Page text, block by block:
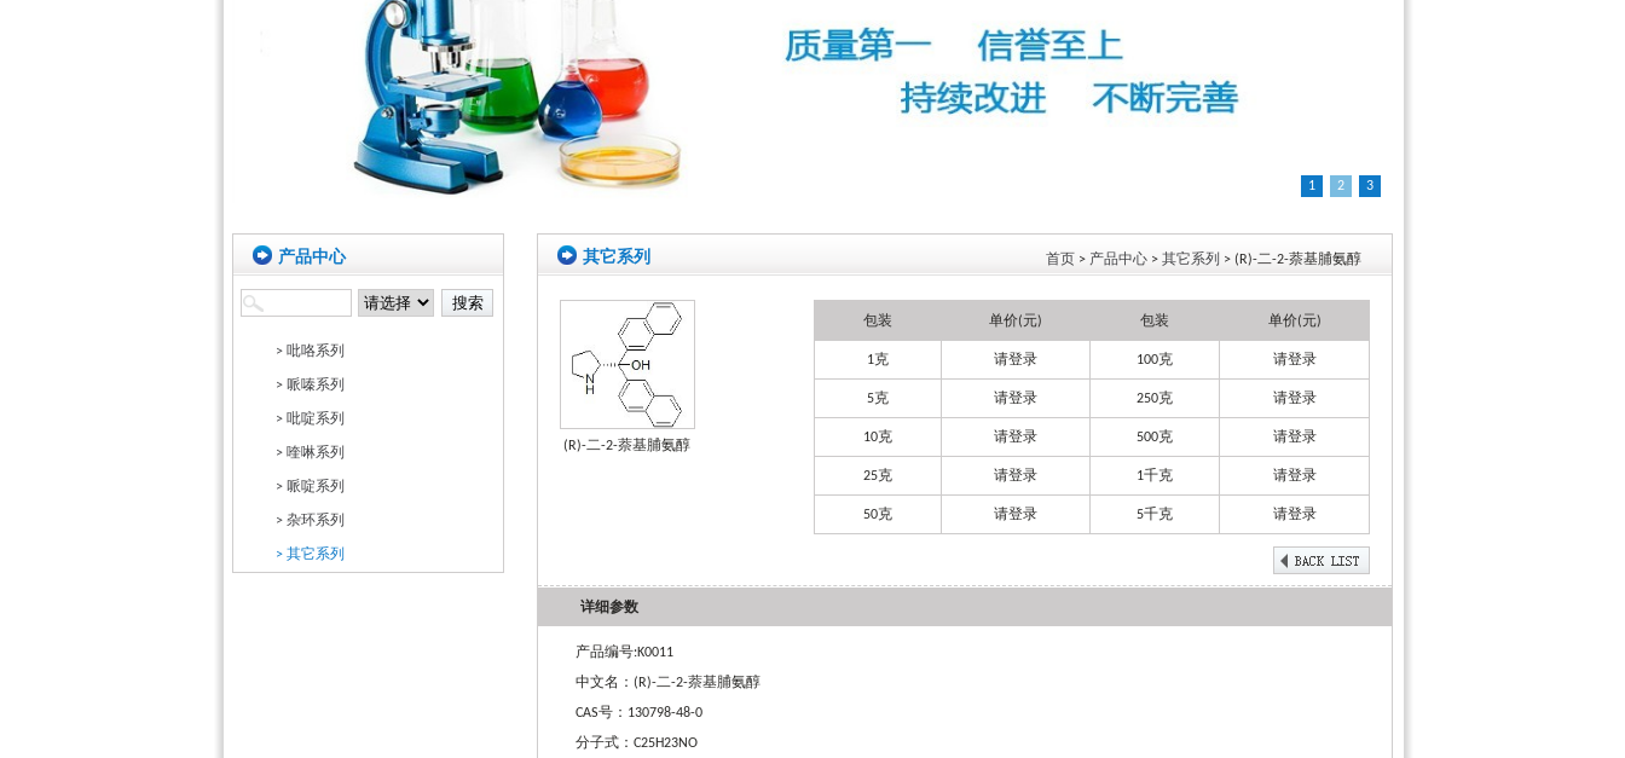
1 2 3
产品中心
> 吡咯系列
> 哌嗪系列
> 吡啶系列
> 喹啉系列
> 哌啶系列
> 杂环系列
> 其它系列
首页 > 产品中心 > 其它系列 > (R)-二-2-萘基脯氨醇
其它系列
(R)-二-2-萘基脯氨醇
包装 单价(元) 包装 单价(元)
1克 请登录 100克 请登录
5克 请登录 250克 请登录
10克 请登录 500克 请登录
25克 请登录 1千克 请登录
50克 请登录 5千克 请登录
详细参数
产品编号:K0011
中文名：(R)-二-2-萘基脯氨醇
CAS号：130798-48-0
分子式：C25H23NO